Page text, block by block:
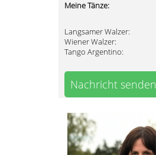
Meine Tänze:
Langsamer Walzer:
Wiener Walzer:
Tango Argentino:
Nachricht senden